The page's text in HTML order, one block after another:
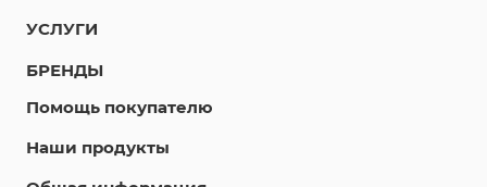
УСЛУГИ
БРЕНДЫ
Помощь покупателю
Наши продукты